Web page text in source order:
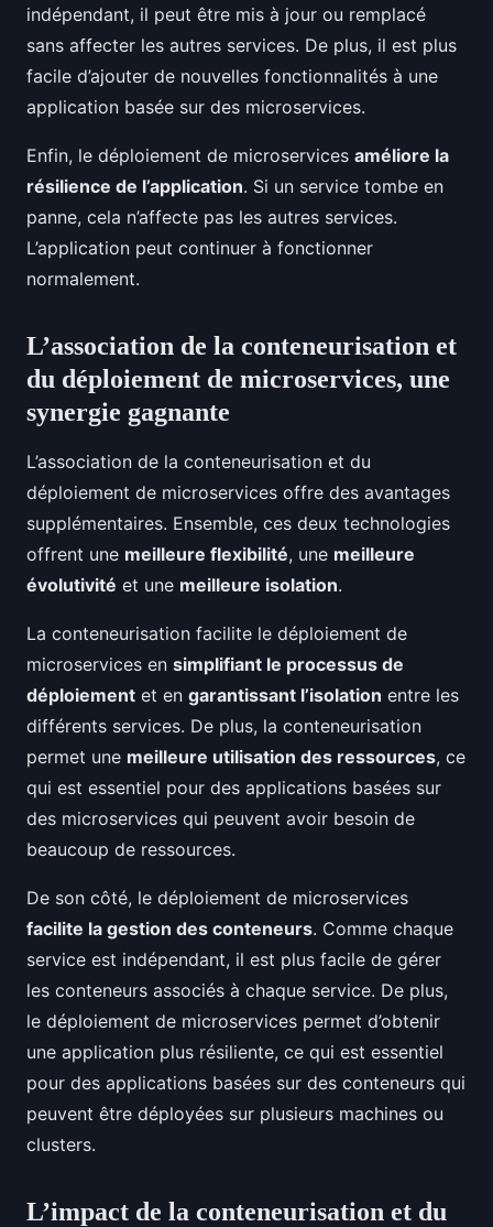
indépendant, il peut être mis à jour ou remplacé
sans affecter les autres services. De plus, il est plus
facile d’ajouter de nouvelles fonctionnalités à une
application basée sur des microservices.
Enfin, le déploiement de microservices améliore la
résilience de l’application. Si un service tombe en
panne, cela n’affecte pas les autres services.
L’application peut continuer à fonctionner
normalement.
L’association de la conteneurisation et
du déploiement de microservices, une
synergie gagnante
L’association de la conteneurisation et du
déploiement de microservices offre des avantages
supplémentaires. Ensemble, ces deux technologies
offrent une meilleure flexibilité, une meilleure
évolutivité et une meilleure isolation.
La conteneurisation facilite le déploiement de
microservices en simplifiant le processus de
déploiement et en garantissant l’isolation entre les
différents services. De plus, la conteneurisation
permet une meilleure utilisation des ressources, ce
qui est essentiel pour des applications basées sur
des microservices qui peuvent avoir besoin de
beaucoup de ressources.
De son côté, le déploiement de microservices
facilite la gestion des conteneurs. Comme chaque
service est indépendant, il est plus facile de gérer
les conteneurs associés à chaque service. De plus,
le déploiement de microservices permet d’obtenir
une application plus résiliente, ce qui est essentiel
pour des applications basées sur des conteneurs qui
peuvent être déployées sur plusieurs machines ou
clusters.
L’impact de la conteneurisation et du